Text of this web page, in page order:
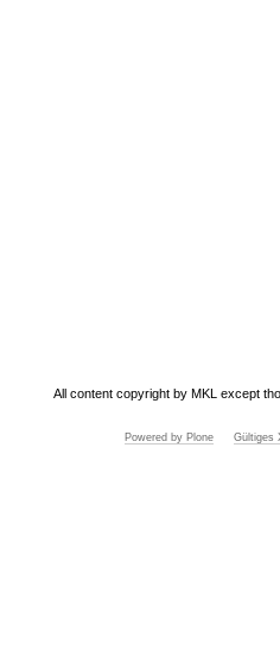
All content copyright by MKL except
Powered by Plone Gültiges